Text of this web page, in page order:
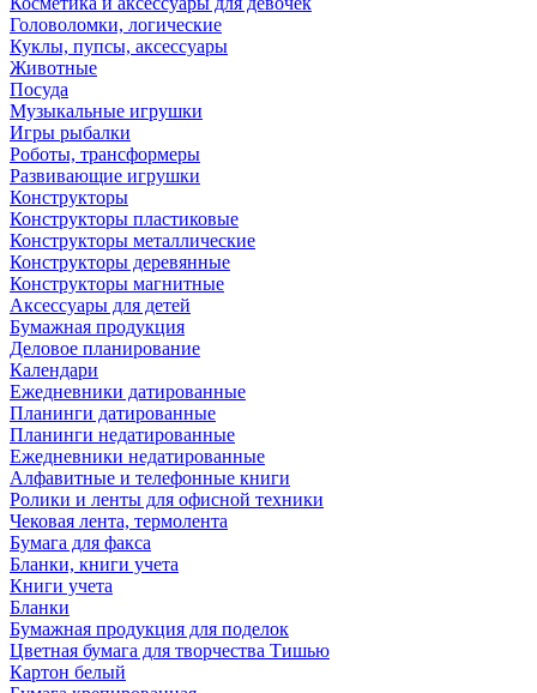
Головоломки, логические
Куклы, пупсы, аксессуары
Животные
Посуда
Музыкальные игрушки
Игры рыбалки
Роботы, трансформеры
Развивающие игрушки
Конструкторы
Конструкторы пластиковые
Конструкторы металлические
Конструкторы деревянные
Конструкторы магнитные
Аксессуары для детей
Бумажная продукция
Деловое планирование
Календари
Ежедневники датированные
Планинги датированные
Планинги недатированные
Ежедневники недатированные
Алфавитные и телефонные книги
Ролики и ленты для офисной техники
Чековая лента, термолента
Бумага для факса
Бланки, книги учета
Книги учета
Бланки
Бумажная продукция для поделок
Цветная бумага для творчества Тишью
Картон белый